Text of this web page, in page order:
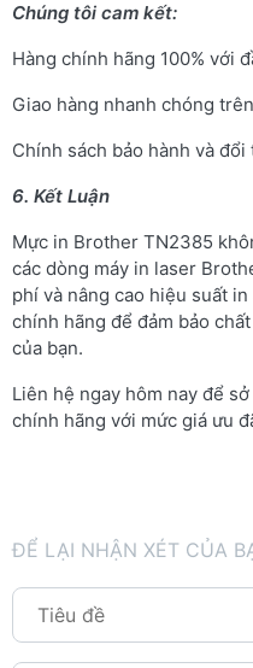
Chúng tôi cam kết:
Hàng chính hãng 100% với
Giao hàng nhanh chóng
Chính sách bảo hành và đổi
6. Kết Luận
Mực in Brother TN2385
các dòng máy in laser
phí và nâng cao hiệu suất
chính hãng để đảm bảo
của bạn.
Liên hệ ngay hôm nay để
chính hãng với mức giá ưu
ĐỂ LẠI NHẬN XÉT CỦA